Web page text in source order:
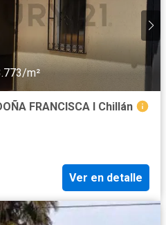
m²
FRANCISCA I Chillán
Ver en detalle